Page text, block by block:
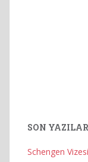
SON YAZILAR
Schengen